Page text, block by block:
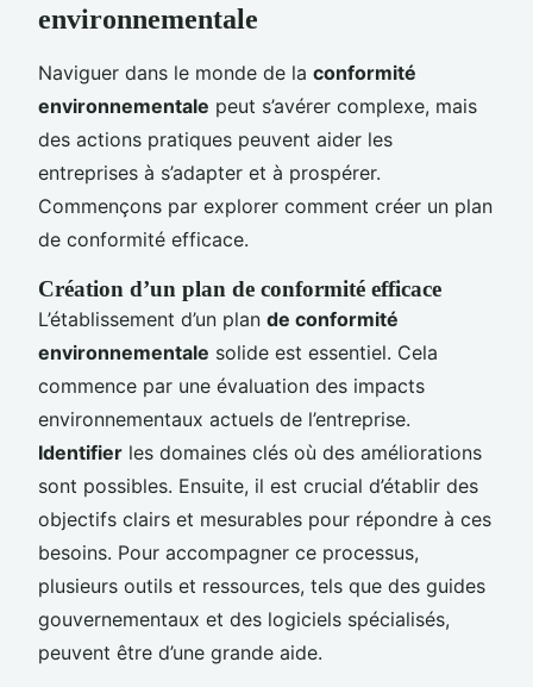
environnementale
Naviguer dans le monde de la conformité
environnementale peut s’avérer complexe, mais
des actions pratiques peuvent aider les
entreprises à s’adapter et à prospérer.
Commençons par explorer comment créer un plan
de conformité efficace.
Création d’un plan de conformité efficace
L’établissement d’un plan de conformité
environnementale solide est essentiel. Cela
commence par une évaluation des impacts
environnementaux actuels de l’entreprise.
Identifier les domaines clés où des améliorations
sont possibles. Ensuite, il est crucial d’établir des
objectifs clairs et mesurables pour répondre à ces
besoins. Pour accompagner ce processus,
plusieurs outils et ressources, tels que des guides
gouvernementaux et des logiciels spécialisés,
peuvent être d’une grande aide.